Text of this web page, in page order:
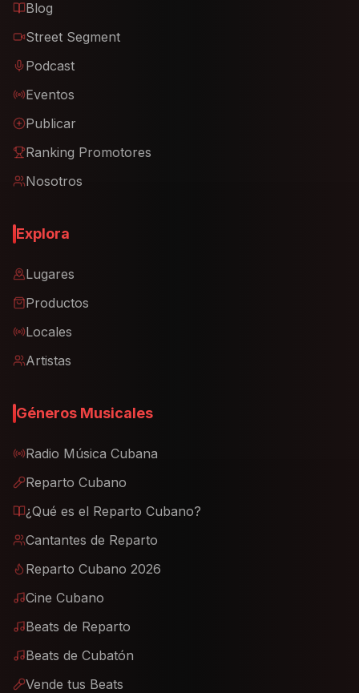
Blog
Street Segment
Podcast
Eventos
Publicar
Ranking Promotores
Nosotros
Explora
Lugares
Productos
Locales
Artistas
Géneros Musicales
Radio Música Cubana
Reparto Cubano
¿Qué es el Reparto Cubano?
Cantantes de Reparto
Reparto Cubano 2026
Cine Cubano
Beats de Reparto
Beats de Cubatón
Vende tus Beats